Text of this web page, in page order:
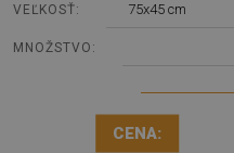
VEĽKOSŤ: 75x45 cm
MNOŽSTVO:
CENA: